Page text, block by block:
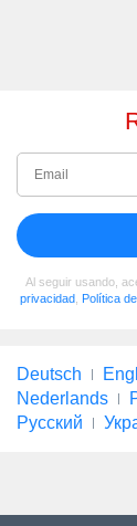
Al seguir usando,
privacidad
Política
Deutsch
Nederlands
Русский